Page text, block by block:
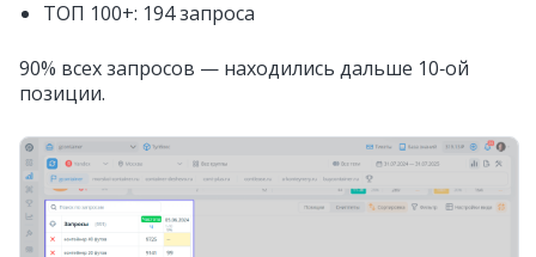
ТОП 100+: 194 запроса
90% всех запросов — находились дальше 10‑ой
позиции.